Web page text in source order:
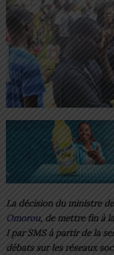
La décision du ministre
Omorou, de mettre fin à
I par SMS à partir de la
débats sur les réseaux